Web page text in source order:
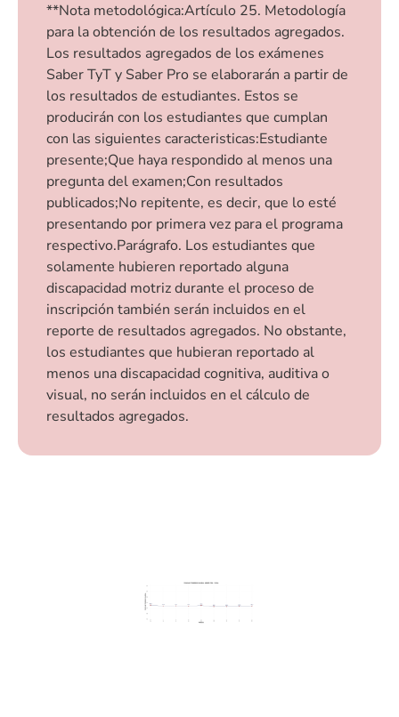
**Nota metodológica:Artículo 25. Metodología
para la obtención de los resultados agregados.
Los resultados agregados de los exámenes
Saber TyT y Saber Pro se elaborarán a partir de
los resultados de estudiantes. Estos se
producirán con los estudiantes que cumplan
con las siguientes caracteristicas: Estudiante
presente; Que haya respondido al menos una
pregunta del examen; Con resultados
publicados; No repitente, es decir, que lo esté
presentando por primera vez para el programa
respectivo.Parágrafo. Los estudiantes que
solamente hubieren reportado alguna
discapacidad motriz durante el proceso de
inscripción también serán incluidos en el
reporte de resultados agregados. No obstante,
los estudiantes que hubieran reportado al
menos una discapacidad cognitiva, auditiva o
visual, no serán incluidos en el cálculo de
resultados agregados.